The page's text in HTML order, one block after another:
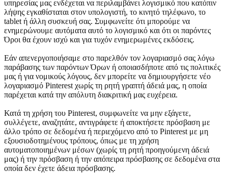
υπηρεσίας μας ενδέχεται να περιλαμβάνει λογισμικό που κατόπιν
λήψης εγκαθίσταται στον υπολογιστή, το κινητό τηλέφωνο, το
tablet ή άλλη συσκευή σας. Συμφωνείτε ότι μπορούμε να
ενημερώνουμε αυτόματα αυτό το λογισμικό και ότι οι παρόντες
Όροι θα έχουν ισχύ και για τυχόν ενημερωμένες εκδόσεις.
Εάν απενεργοποιήσαμε στο παρελθόν τον λογαριασμό σας λόγω
παράβασης των παρόντων Όρων ή οποιασδήποτε από τις πολιτικές
μας ή για νομικούς λόγους, δεν μπορείτε να δημιουργήσετε νέο
λογαριασμό Pinterest χωρίς τη ρητή γραπτή άδειά μας, η οποία
παρέχεται κατά την απόλυτη διακριτική μας ευχέρεια.
Κατά τη χρήση του Pinterest, συμφωνείτε να μην εξάγετε,
συλλέγετε, αναζητάτε, αντιγράφετε ή αποκτήσετε πρόσβαση με
άλλο τρόπο σε δεδομένα ή περιεχόμενο από το Pinterest με μη
εξουσιοδοτημένους τρόπους, όπως με τη χρήση
αυτοματοποιημένων μέσων (χωρίς τη ρητή προηγούμενη άδειά
μας) ή την πρόσβαση ή την απόπειρα πρόσβασης σε δεδομένα στα
οποία δεν έχετε άδεια πρόσβασης.